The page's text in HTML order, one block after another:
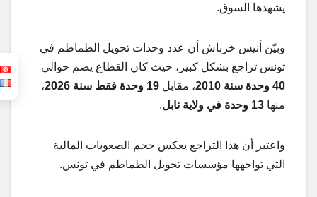
يشهدها السوق.
وبيّن أنيس خرباش أن عدد وحدات تحويل الطماطم في
تونس تراجع بشكل كبير، حيث كان القطاع يضم حوالي
40 وحدة سنة 2010
، مقابل 19 وحدة فقط سنة 2026
،
منها 13 وحدة في ولاية نابل .
واعتبر أن هذا التراجع يعكس حجم الصعوبات المالية
التي تواجهها مؤسسات تحويل الطماطم في تونس.